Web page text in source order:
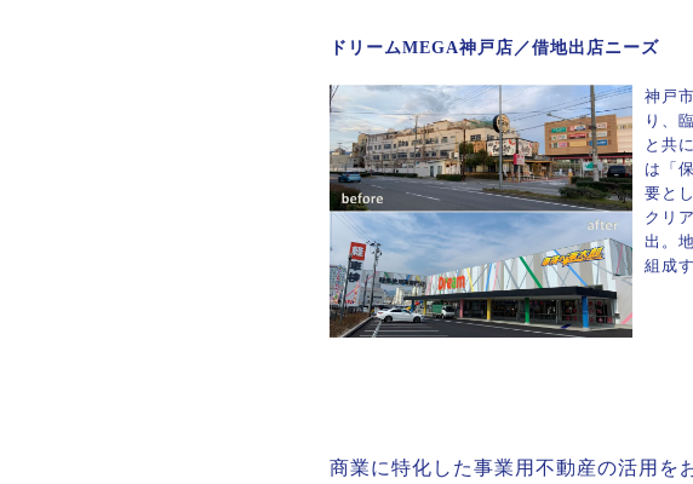
ドリームMEGA神戸店／借地出店ニーズ
神戸
り、
と共
は「
要と
クリ
出。
組成
商業に特化した事業用不動産の活用を